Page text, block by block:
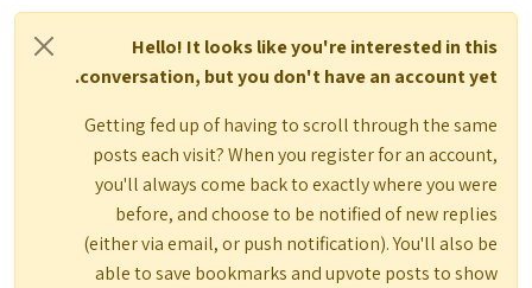
Hello! It looks like you're interested in this
conversation, but you don't have an account yet.
Getting fed up of having to scroll through the same
posts each visit? When you register for an account,
you'll always come back to exactly where you were
before, and choose to be notified of new replies
(either via email, or push notification). You'll also be
able to save bookmarks and upvote posts to show